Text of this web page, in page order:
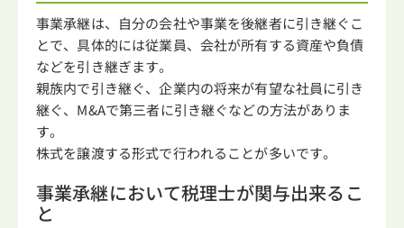
事業承継は、自分の会社や事業を後継者に引き継ぐこ
とで、具体的には従業員、会社が所有する資産や負債
などを引き継ぎます。
親族内で引き継ぐ、企業内の将来が有望な社員に引き
継ぐ、M&Aで第三者に引き継ぐなどの方法がありま
す。
株式を譲渡する形式で行われることが多いです。
事業承継において税理士が関与出来るこ
と